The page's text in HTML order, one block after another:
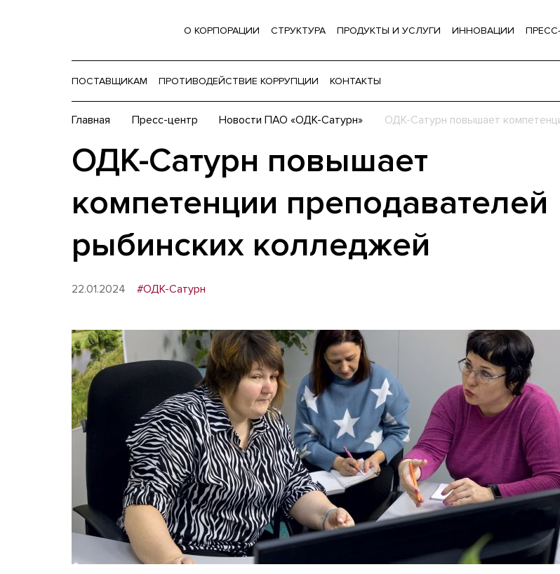
О КОРПОРАЦИИ СТРУКТУРА ПРОДУКТЫ И УСЛУГИ ИННОВАЦИИ
ПОСТАВЩИКАМ ПРОТИВОДЕЙСТВИЕ КОРРУПЦИИ КОНТАКТЫ
Главная Пресс-центр Новости ПАО «ОДК-Сатурн» ОДК-Сатурн повышает
ОДК-Сатурн повышает
компетенции преподавателей
рыбинских колледжей
22.01.2024 #ОДК-Сатурн